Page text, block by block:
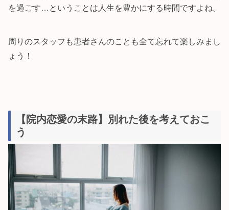
を過ごす…ということは人生を豊かにする時間ですよね。
周りのスタッフも患者さんのことも全て忘れて楽しみまし
ょう！
【院内恋愛の末路】別れた後を考えておこ
う